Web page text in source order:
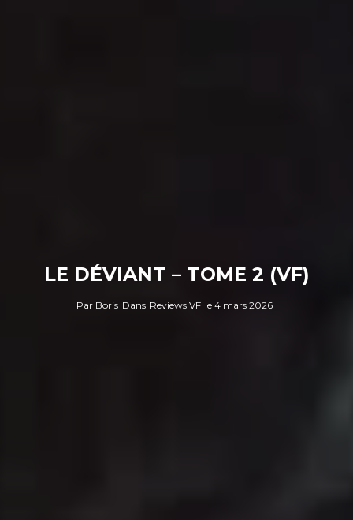
LE DÉVIANT – TOME 2 (VF)
Par Boris Dans Reviews VF le 4 mars 2026